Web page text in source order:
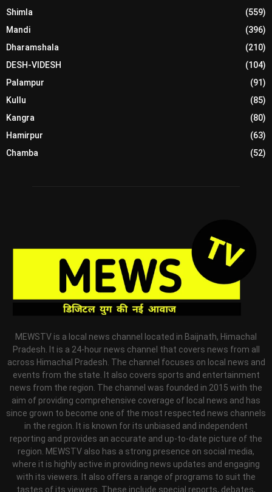
Shimla
(559)
Mandi
(396)
Dharamshala
(210)
DESH-VIDESH
(104)
Palampur
(91)
Kullu
(85)
Kangra
(80)
Hamirpur
(63)
Chamba
(52)
MEWSTV is a local news channel located in Baijnath, Himachal
Pradesh. It is a 24-hour news channel that covers news from all
across Himachal Pradesh. The channel focuses on local news and
events from the state. It also covers sports and entertainment
news from the region. The channel was founded in 2015 with the
aim of providing comprehensive coverage of local news and has
since grown to become one of the most respected news channels
in the region. It is known for its unbiased and independent
reporting and provides an accurate and up-to-date picture of the
region. MEWSTV also has a strong presence on social media,
where it is highly active in providing news updates and engaging
with its viewers. It also offers a range of programs to suit the
tastes of its viewers. These include special reports, debates,